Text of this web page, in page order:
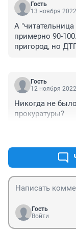
Гость
13 ноября
А
примерно 90-
пригород, но
Гость
12 ноября
Никогда не
прокуратуры?
Гость
Войти